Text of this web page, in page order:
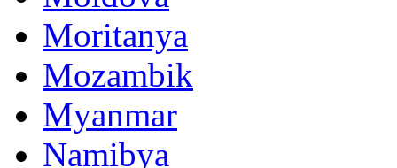
Moritanya
Mozambik
Myanmar
Namibya